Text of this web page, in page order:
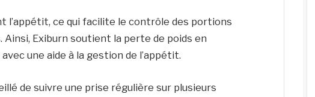
l’appétit, ce qui facilite le contrôle des portions
Exiburn soutient la perte de poids en
une aide à la gestion de l’appétit.
de suivre une prise régulière sur plusieurs